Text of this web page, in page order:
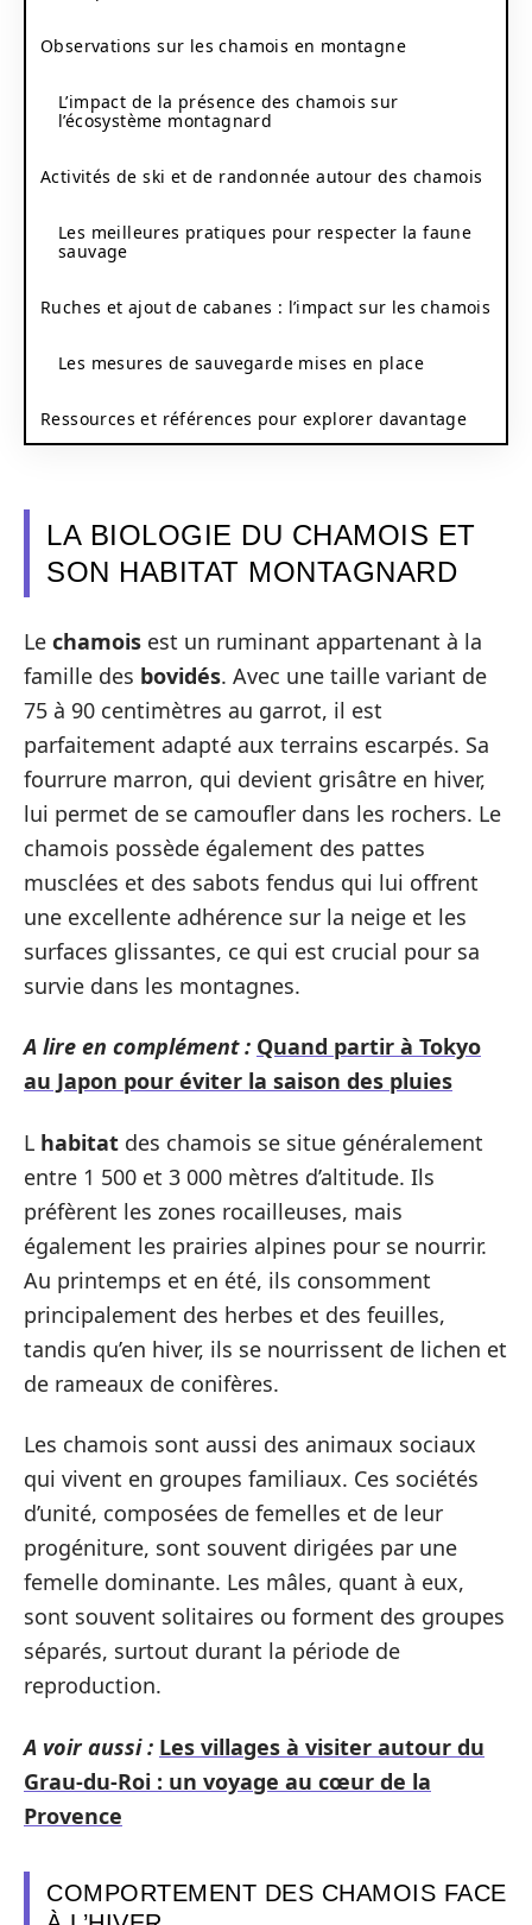
Observations sur les chamois en montagne
L’impact de la présence des chamois sur
l’écosystème montagnard
Activités de ski et de randonnée autour des chamois
Les meilleures pratiques pour respecter la faune
sauvage
Ruches et ajout de cabanes : l’impact sur les chamois
Les mesures de sauvegarde mises en place
Ressources et références pour explorer davantage
LA BIOLOGIE DU CHAMOIS ET
SON HABITAT MONTAGNARD
Le chamois est un ruminant appartenant à la
famille des bovidés. Avec une taille variant de
75 à 90 centimètres au garrot, il est
parfaitement adapté aux terrains escarpés. Sa
fourrure marron, qui devient grisâtre en hiver,
lui permet de se camoufler dans les rochers. Le
chamois possède également des pattes
musclées et des sabots fendus qui lui offrent
une excellente adhérence sur la neige et les
surfaces glissantes, ce qui est crucial pour sa
survie dans les montagnes.
A lire en complément : Quand partir à Tokyo
au Japon pour éviter la saison des pluies
L habitat des chamois se situe généralement
entre 1 500 et 3 000 mètres d’altitude. Ils
préfèrent les zones rocailleuses, mais
également les prairies alpines pour se nourrir.
Au printemps et en été, ils consomment
principalement des herbes et des feuilles,
tandis qu’en hiver, ils se nourrissent de lichen et
de rameaux de conifères.
Les chamois sont aussi des animaux sociaux
qui vivent en groupes familiaux. Ces sociétés
d’unité, composées de femelles et de leur
progéniture, sont souvent dirigées par une
femelle dominante. Les mâles, quant à eux,
sont souvent solitaires ou forment des groupes
séparés, surtout durant la période de
reproduction.
A voir aussi : Les villages à visiter autour du
Grau-du-Roi : un voyage au cœur de la
Provence
COMPORTEMENT DES CHAMOIS FACE